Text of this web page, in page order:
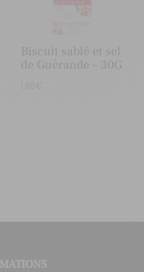
Biscuit sablé et sel
de Guérande – 30G